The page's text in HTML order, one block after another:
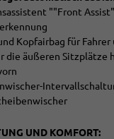
""Front
Kopfairbag für Fahrer
die äußeren Sitzplätze
UND KOMFORT: